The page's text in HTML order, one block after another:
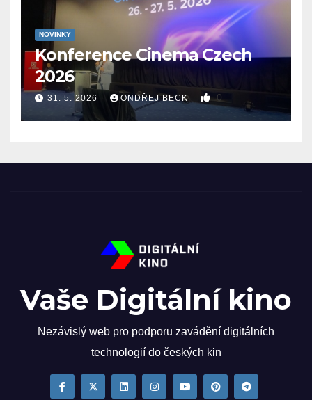
NOVINKY
Konference Cinema Czech
2026
31. 5. 2026 ONDŘEJ BECK 0
Vaše Digitální kino
Nezávislý web pro podporu zavádění digitálních
technologií do českých kin